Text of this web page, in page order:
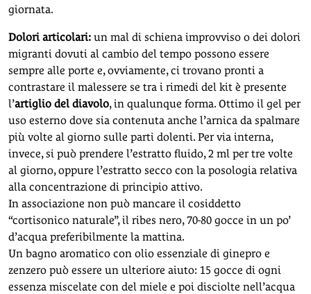
giornata.
Dolori articolari: un mal di schiena improvviso o dei dolori
migranti dovuti al cambio del tempo possono essere
sempre alle porte e, ovviamente, ci trovano pronti a
contrastare il malessere se tra i rimedi del kit è presente
l’artiglio del diavolo, in qualunque forma. Ottimo il gel per
uso esterno dove sia contenuta anche l’arnica da spalmare
più volte al giorno sulle parti dolenti. Per via interna,
invece, si può prendere l’estratto fluido, 2 ml per tre volte
al giorno, oppure l’estratto secco con la posologia relativa
alla concentrazione di principio attivo.
In associazione non può mancare il cosiddetto
“cortisonico naturale”, il ribes nero, 70-80 gocce in un po’
d’acqua preferibilmente la mattina.
Un bagno aromatico con olio essenziale di ginepro e
zenzero può essere un ulteriore aiuto: 15 gocce di ogni
essenza miscelate con del miele e poi disciolte nell’acqua